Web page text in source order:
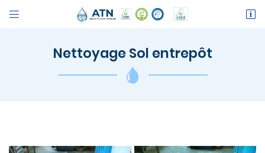
 
109 AVENUE DE LESPINET - BATIMENT A
06 18 30 51 79Nettoyage Sol entrepôt